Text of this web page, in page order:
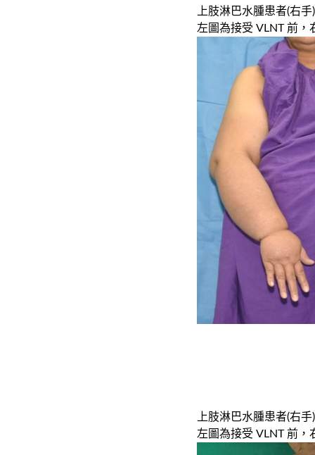
上肢淋巴水腫患者(右手)
左圖為接受 VLNT前 ，
上肢淋巴水腫患者(右手)
左圖為接受 VLNT前 ，